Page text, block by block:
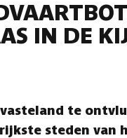
IN DE
te
steden van